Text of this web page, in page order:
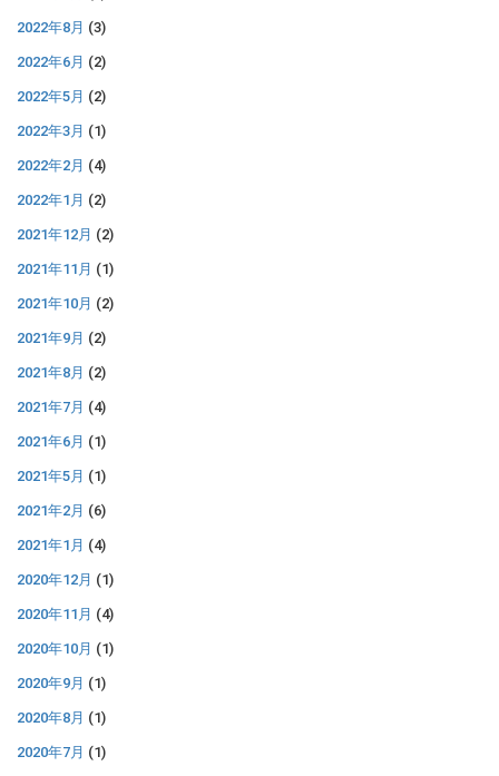
2022年8月 (3)
2022年6月 (2)
2022年5月 (2)
2022年3月 (1)
2022年2月 (4)
2022年1月 (2)
2021年12月 (2)
2021年11月 (1)
2021年10月 (2)
2021年9月 (2)
2021年8月 (2)
2021年7月 (4)
2021年6月 (1)
2021年5月 (1)
2021年2月 (6)
2021年1月 (4)
2020年12月 (1)
2020年11月 (4)
2020年10月 (1)
2020年9月 (1)
2020年8月 (1)
2020年7月 (1)